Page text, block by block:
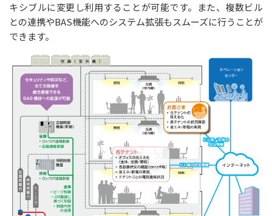
キシブルに変更し利用することが可能です。また、複数ビル
との連携やBAS機能へのシステム拡張もスムーズに行うことが
できます。